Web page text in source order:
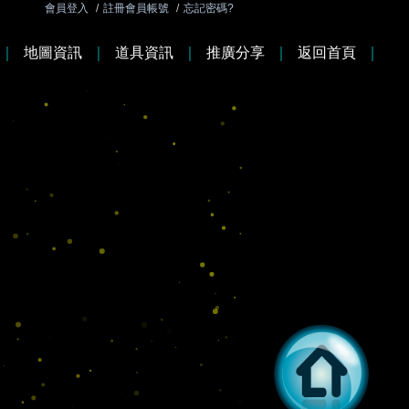
會員登入 / 註冊會員帳號 / 忘記密碼?